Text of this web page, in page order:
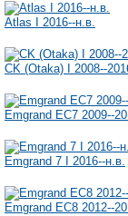
Atlas I 2016--н.в.
CK (Otaka) I 2008--
Emgrand EC7 2009--
Emgrand 7 I 2016--н.в.
Emgrand EC8 2012--